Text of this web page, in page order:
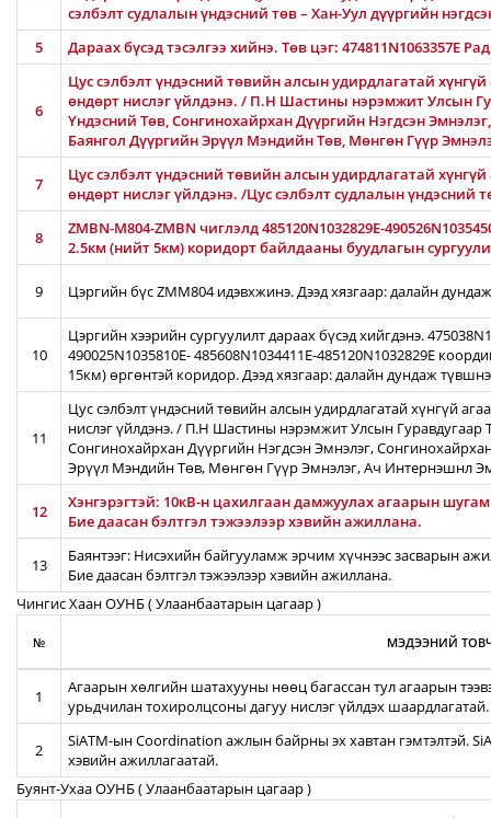
сэлбэлт судлалын үндэсний төв – Хан-Уул дүүргийн
5
Дараах бүсэд тэсэлгээ хийнэ. Төв цэг: 474811N1063357E
6
Цус сэлбэлт үндэсний төвийн алсын удирдлагатай
өндөрт нислэг үйлдэнэ. / П.Н Шастины нэрэмжит Улсын
Үндэсний Төв, Сонгинохайрхан Дүүргийн Нэгдсэн
Баянгол Дүүргийн Эрүүл Мэндийн Төв, Мөнгөн Гүүр
7
Цус сэлбэлт үндэсний төвийн алсын удирдлагатай
өндөрт нислэг үйлдэнэ. /Цус сэлбэлт судлалын
8
ZMBN-M804-ZMBN чиглэлд 485120N1032829E-
2.5км (нийт 5км) коридорт байлдааны буудлагын
9 Цэргийн бүс ZMM804 идэвхжинэ. Дээд хязгаар: далайн
10
Цэргийн хээрийн сургуулилт дараах бүсэд хийгдэнэ.
490025N1035810E- 485608N1034411E-485120N1032829E
15км) өргөнтэй коридор. Дээд хязгаар: далайн дундаж
11
Цус сэлбэлт үндэсний төвийн алсын удирдлагатай хүнгүй
нислэг үйлдэнэ. / П.Н Шастины нэрэмжит Улсын Гуравдугаар
Сонгинохайрхан Дүүргийн Нэгдсэн Эмнэлэг,
Эрүүл Мэндийн Төв, Мөнгөн Гүүр Эмнэлэг, Ач Интернэшнл
12
Хэнгэрэгтэй: 10кВ-н цахилгаан дамжуулах агаарын
Бие даасан бэлтгэл тэжээлээр хэвийн ажиллана.
13
Баянтээг: Нисэхийн байгууламж эрчим хүчнээс засварын
Бие даасан бэлтгэл тэжээлээр хэвийн ажиллана.
Чингис Хаан ОУНБ ( Улаанбаатарын цагаар )
№ МЭДЭЭНИЙ
1
Агаарын хөлгийн шатахууны нөөц багассан тул агаарын
урьдчилан тохиролцсоны дагуу нислэг үйлдэх шаардлагатай.
2
SiATM-ын Coordination ажлын байрны эх хавтан гэмтэлтэй.
хэвийн ажиллагаатай.
Буянт-Ухаа ОУНБ ( Улаанбаатарын цагаар )